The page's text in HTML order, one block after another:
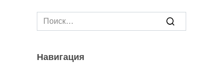
Search
for:
Навигация